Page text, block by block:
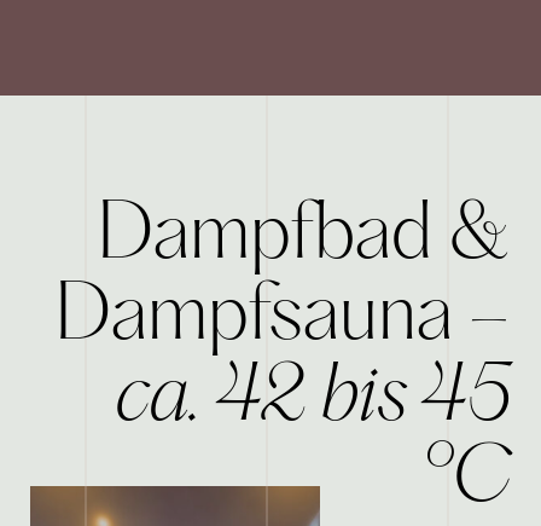
Dampfbad &
Dampfsauna –
ca. 42 bis 45
°C